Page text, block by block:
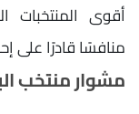
أقوى المنتخبات
منافسًا قادرًا على
مشوار منتخب